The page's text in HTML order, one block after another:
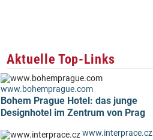
Aktuelle Top-Links
www.bohemprague.com
Bohem Prague Hotel: das junge
Designhotel im Zentrum von Prag
www.interprace.cz